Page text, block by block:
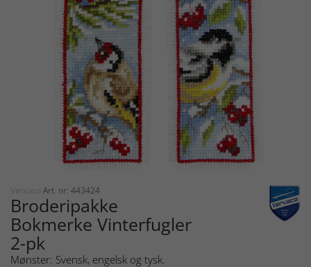
Vervaco Art. nr: 443424
Broderipakke
Bokmerke Vinterfugler
2-pk
Mønster: Svensk, engelsk og tysk.